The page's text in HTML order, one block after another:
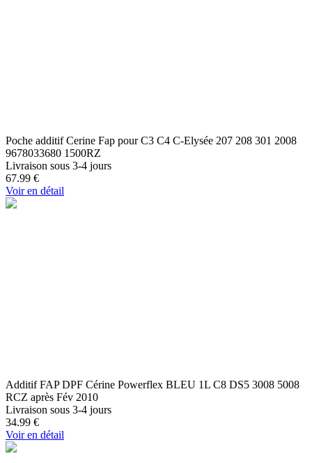
Poche additif Cerine Fap pour C3 C4 C-Elysée 207 208 301 2008
9678033680 1500RZ
Livraison sous 3-4 jours
67.99 €
Voir en détail
Additif FAP DPF Cérine Powerflex BLEU 1L C8 DS5 3008 5008
RCZ après Fév 2010
Livraison sous 3-4 jours
34.99 €
Voir en détail